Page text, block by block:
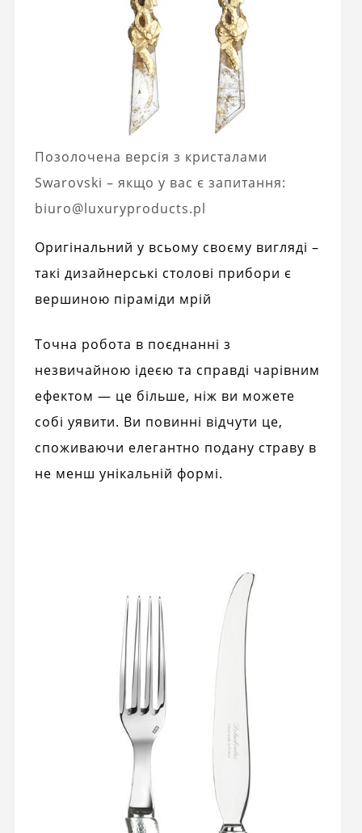
Позолочена версія з кристалами
Swarovski – якщо у вас є запитання:
biuro@luxuryproducts.pl
Оригінальний у всьому своєму вигляді –
такі дизайнерські столові прибори є
вершиною піраміди мрій
Точна робота в поєднанні з
незвичайною ідеєю та справді чарівним
ефектом — це більше, ніж ви можете
собі уявити. Ви повинні відчути це,
споживаючи елегантно подану страву в
не менш унікальній формі.